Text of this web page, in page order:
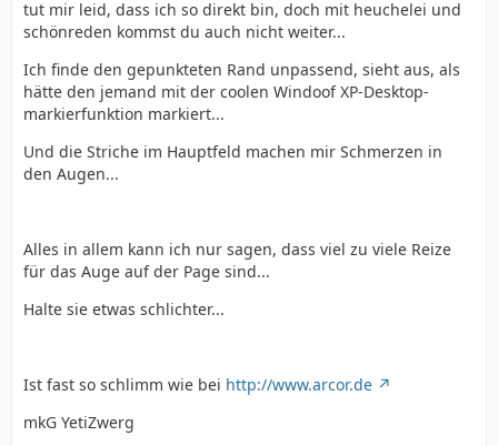
tut mir leid, dass ich so direkt bin, doch mit heuchelei und
schönreden kommst du auch nicht weiter...
Ich finde den gepunkteten Rand unpassend, sieht aus, als
hätte den jemand mit der coolen Windoof XP-Desktop-
markierfunktion markiert...
Und die Striche im Hauptfeld machen mir Schmerzen in
den Augen...
Alles in allem kann ich nur sagen, dass viel zu viele Reize
für das Auge auf der Page sind...
Halte sie etwas schlichter...
Ist fast so schlimm wie bei http://www.arcor.de
mkG YetiZwerg